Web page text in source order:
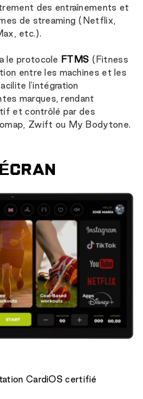
des entraînements et
de streaming (Netflix,
etc.).
le protocole FTMS (Fitness
entre les machines et les
l'intégration
marques, rendant
et contrôlé par des
Zwift ou My Bodytone.
CardiOS certifié